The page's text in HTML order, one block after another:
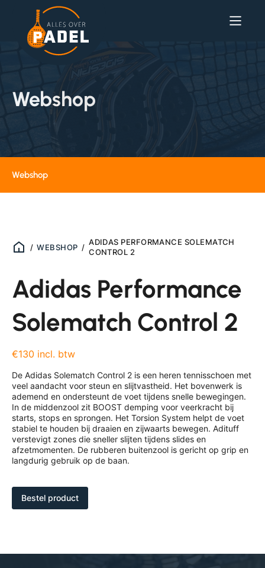
Webshop
Webshop
/ WEBSHOP /
ADIDAS PERFORMANCE SOLEMATCH
CONTROL 2
Adidas Performance
Solematch Control 2
€130 incl. btw
De Adidas Solematch Control 2 is een heren tennisschoen met
veel aandacht voor steun en slijtvastheid. Het bovenwerk is
ademend en ondersteunt de voet tijdens snelle bewegingen.
In de middenzool zit BOOST demping voor veerkracht bij
starts, stops en sprongen. Het Torsion System helpt de voet
stabiel te houden bij draaien en zijwaarts bewegen. Adituff
verstevigt zones die sneller slijten tijdens slides en
afzetmomenten. De rubberen buitenzool is gericht op grip en
langdurig gebruik op de baan.
Bestel product